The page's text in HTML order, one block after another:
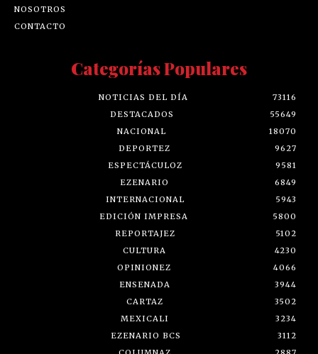
NOSOTROS
CONTACTO
Categorías Populares
NOTICIAS DEL DÍA
73116
DESTACADOS
55649
NACIONAL
18070
DEPORTEZ
9627
ESPECTÁCULOZ
9581
EZENARIO
6849
INTERNACIONAL
5943
EDICIÓN IMPRESA
5800
REPORTAJEZ
5102
CULTURA
4230
OPINIONEZ
4066
ENSENADA
3944
CARTAZ
3502
MEXICALI
3234
EZENARIO BCS
3112